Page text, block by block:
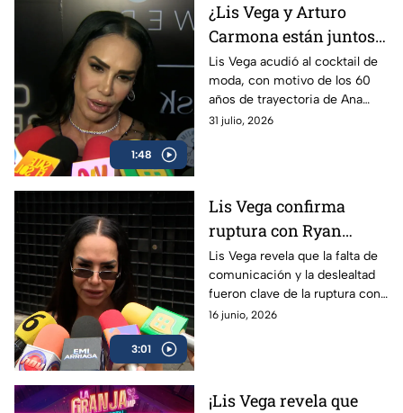
1:48
¿Lis Vega y Arturo
Carmona están juntos?
La artista responde a
los rumores... ¡Y Ryan
Hoffman reacciona!
Lis Vega acudió al cocktail de
moda, con motivo de los 60
años de trayectoria de Ana
Martin. Durante su paso por la
31 julio, 2026
3:01
Lis Vega confirma
ruptura con Ryan
Hoffman: "La lealtad es
más importante que el
amor"
Lis Vega revela que la falta de
comunicación y la deslealtad
fueron clave de la ruptura con
“Rayito” y habla sobre la
16 junio, 2026
¡Lis Vega revela que